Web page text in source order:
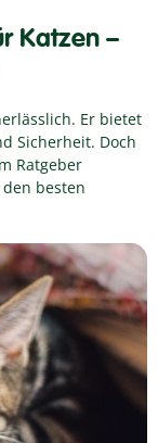
Katzen –
Er bietet
Sicherheit. Doch
Ratgeber
besten